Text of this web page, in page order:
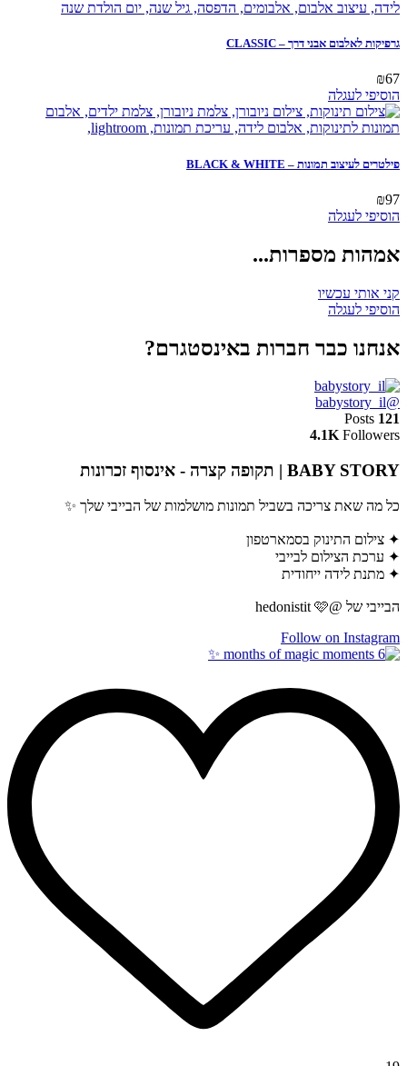
גרפיקות לאלבום אבני דרך – CLASSIC
₪67
הוסיפי לעגלה
פילטרים לעיצוב תמונות – BLACK & WHITE
₪97
הוסיפי לעגלה
אמהות מספרות...
קני אותי עכשיו
הוסיפי לעגלה
אנחנו כבר חברות באינסטגרם?
@babystory_il
121
Posts
4.1KFollowers
BABY STORY | תקופה קצרה - אינסוף זכרונות
כל מה שאת צריכה בשביל תמונות מושלמות של הבייבי שלך ✨
✦ צילום התינוק בסמארטפון
✦ ערכת הצילום לבייבי
✦ מתנת לידה ייחודית
הבייבי של @hedonistit 🩷
Follow on Instagram